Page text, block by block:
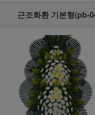
근조화환 기본형(pb-